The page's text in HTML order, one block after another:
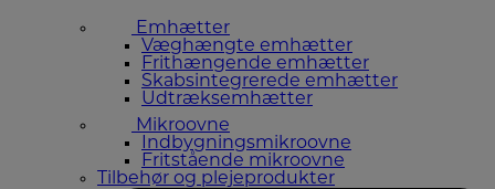
Emhætter
Væghængte emhætter
Frithængende emhætter
Skabsintegrerede emhætter
Udtræksemhætter
Mikroovne
Indbygningsmikroovne
Fritstående mikroovne
Tilbehør og plejeprodukter